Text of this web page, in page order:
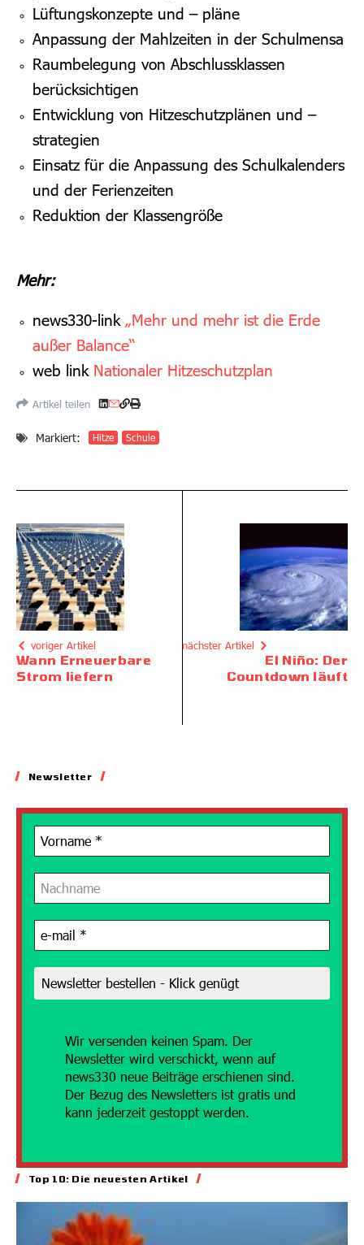
Lüftungskonzepte und – pläne
Anpassung der Mahlzeiten in der Schulmensa
Raumbelegung von Abschlussklassen
berücksichtigen
Entwicklung von Hitzeschutzplänen und –
strategien
Einsatz für die Anpassung des Schulkalenders
und der Ferienzeiten
Reduktion der Klassengröße
Mehr:
news330-link „Mehr und mehr ist die Erde
außer Balance“
web link Nationaler Hitzeschutzplan
Artikel teilen
Markiert: Hitze Schule
voriger Artikel
Wann Erneuerbare
Strom liefern
nächster Artikel
El Niño: Der
Countdown läuft
Newsletter
Wir versenden keinen Spam. Der
Newsletter wird verschickt, wenn auf
news330 neue Beiträge erschienen sind.
Der Bezug des Newsletters ist gratis und
kann jederzeit gestoppt werden.
Top 10: Die neuesten Artikel